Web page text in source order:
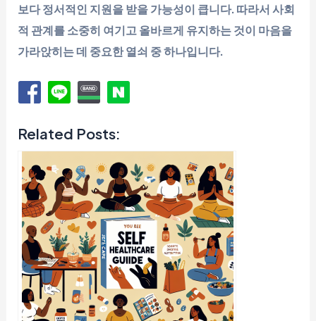
보다 정서적인 지원을 받을 가능성이 큽니다. 따라서 사회
적 관계를 소중히 여기고 올바르게 유지하는 것이 마음을
가라앉히는 데 중요한 열쇠 중 하나입니다.
Related Posts: